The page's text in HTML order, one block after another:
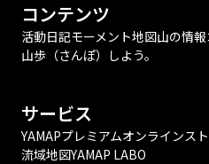
コンテンツ
活動日記モーメント地図山の情報
山歩（さんぽ）しよう。
サービス
YAMAPプレミアムオンラインス
流域地図YAMAP LABO